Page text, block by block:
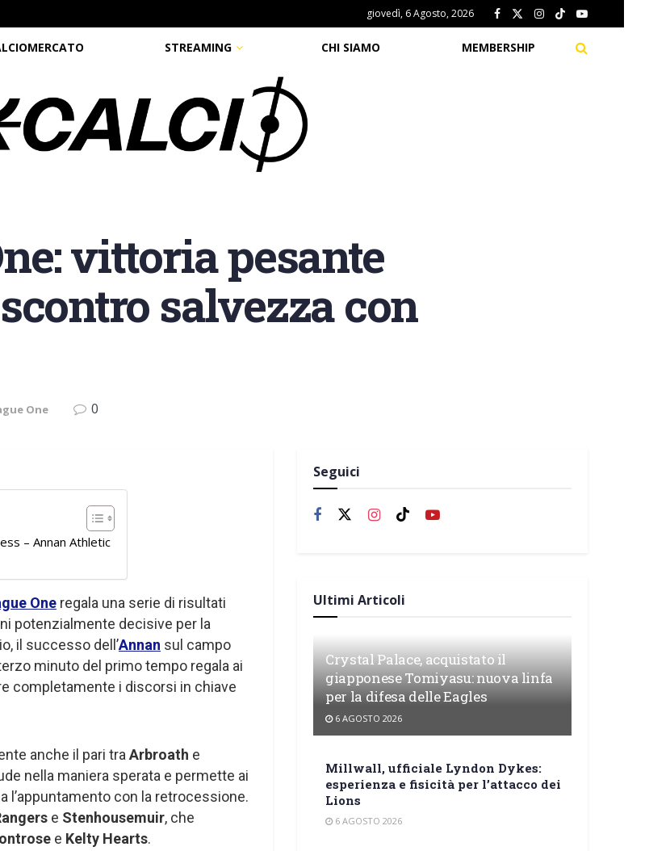
giovedì, 6 Agosto, 2026
STREAMING CHI SIAMO MEMBERSHIP
vittoria pesante
salvezza con
One 0
– Annan Athletic
One regala una serie di risultati
potenzialmente decisive per la
il successo dell’Annan sul campo
minuto del primo tempo regala ai
completamente i discorsi in chiave
anche il pari tra Arbroath e
nella maniera sperata e permette ai
l’appuntamento con la retrocessione.
e Stenhousemuir, che
e Kelty Hearts.
Seguici
Ultimi Articoli
Crystal Palace, acquistato il
giapponese Tomiyasu: nuova linfa
per la difesa delle Eagles
6 AGOSTO 2026
Millwall, ufficiale Lyndon Dykes:
esperienza e fisicità per l’attacco dei
Lions
6 AGOSTO 2026